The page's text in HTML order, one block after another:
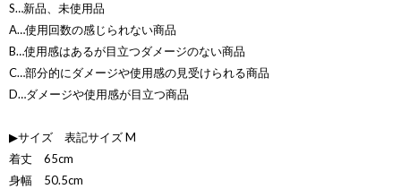
S…新品、未使用品
A…使用回数の感じられない商品
B…使用感はあるが目立つダメージのない商品
C…部分的にダメージや使用感の見受けられる商品
D…ダメージや使用感が目立つ商品
▶サイズ 表記サイズ M
着丈 65cm
身幅 50.5cm